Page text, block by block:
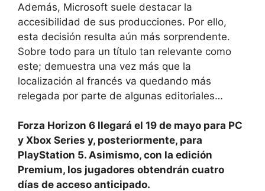
Además, Microsoft suele destacar la
accesibilidad de sus producciones. Por ello,
esta decisión resulta aún más sorprendente.
Sobre todo para un título tan relevante como
este; demuestra una vez más que la
localización al francés va quedando más
relegada por parte de algunas editoriales…
Forza Horizon 6 llegará el 19 de mayo para PC
y Xbox Series y, posteriormente, para
PlayStation 5. Asimismo, con la edición
Premium, los jugadores obtendrán cuatro
días de acceso anticipado.